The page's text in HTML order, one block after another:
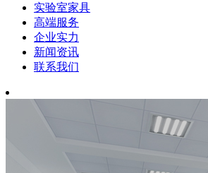
实验室家具
高端服务
企业实力
新闻资讯
联系我们